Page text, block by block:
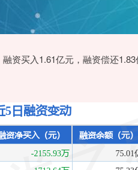
资买入1.61亿元，融资偿还